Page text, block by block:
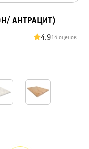
АНТРАЦИТ)
4.914 оценок